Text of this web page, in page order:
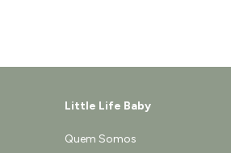
Little Life Baby
Quem Somos